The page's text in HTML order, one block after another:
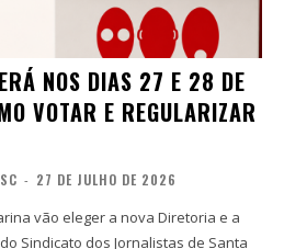
NOS DIAS 27 E 28 DE
VOTAR E REGULARIZAR
- 27 DE JULHO DE 2026
vão eleger a nova Diretoria e a
Sindicato dos Jornalistas de Santa